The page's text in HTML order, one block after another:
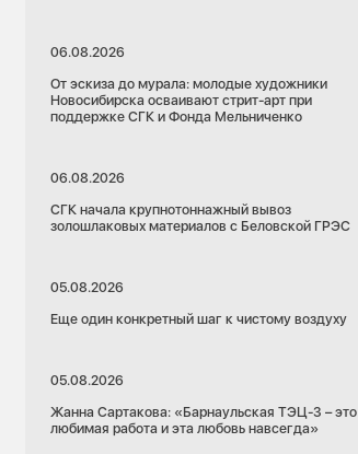
06.08.2026
От эскиза до мурала: молодые художники
Новосибирска осваивают стрит-арт при
поддержке СГК и Фонда Мельниченко
06.08.2026
СГК начала крупнотоннажный вывоз
золошлаковых материалов с Беловской ГРЭС
05.08.2026
Еще один конкретный шаг к чистому воздуху
05.08.2026
Жанна Сартакова: «Барнаульская ТЭЦ-3 – это
любимая работа и эта любовь навсегда»